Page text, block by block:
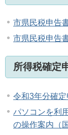
市県民税申告
市県民税申告
所得税確定
令和3年分確定
パソコンを利
の操作案内（